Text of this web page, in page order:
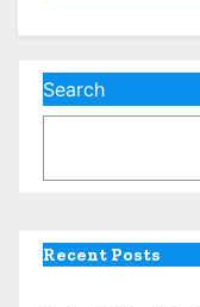
Search
Recent Posts